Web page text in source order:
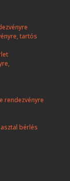
tartós
rendezvényre
asztal bérlés